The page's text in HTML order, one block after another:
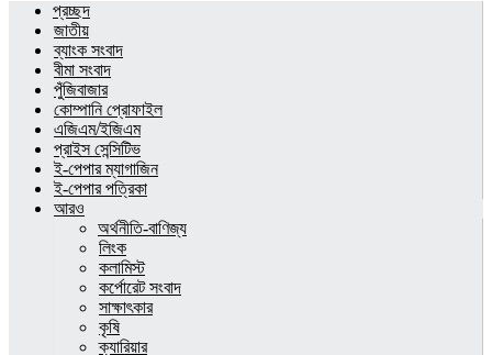
প্রচ্ছদ
জাতীয়
ব্যাংক সংবাদ
বীমা সংবাদ
পুঁজিবাজার
কোম্পানি প্রোফাইল
এজিএম/ইজিএম
প্রাইস সেন্সিটিভ
ই-পেপার ম্যাগাজিন
ই-পেপার পত্রিকা
আরও
অর্থনীতি-বাণিজ্য
লিংক
কলামিস্ট
কর্পোরেট সংবাদ
সাক্ষাৎকার
কৃষি
ক্যারিয়ার